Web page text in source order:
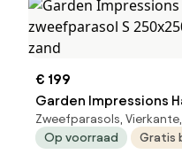
€ 199
Garden Impressions
zweefparasol S
- zand
Zweefparasols,
Op voorraad
Gratis